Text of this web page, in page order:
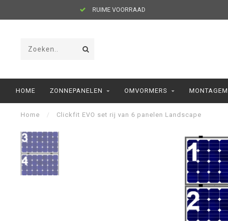
RUIME VOORRAAD
HOME ZONNEPANELEN OMVORMERS
Home / Clickfit EVO set rij van 6 panelen Landscape